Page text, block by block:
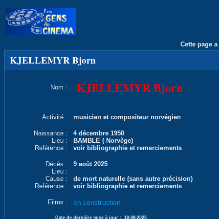
Cette page
KJELLEMYR Bjorn
Nom : KJELLEMYR Bjorn
Activité : musicien et compositeur norvégien
Naissance :
4 décembre 1950
Lieu :
BAMBLE ( Norvège)
Reférence :
voir bibliographie et remerciements
Décès :
9 août 2025
Lieu :
Cause :
de mort naturelle (sans autre précision)
Reférence :
voir bibliographie et remerciements
Films : en construction
Date de dernière mise à jour : 19-08-2025